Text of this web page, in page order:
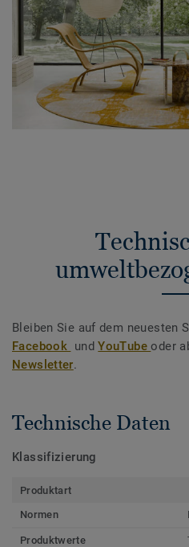
Bleiben Sie auf dem neuesten
Facebook undYouTubeoder
Newsletter.
Technische Daten
Klassifizierung
Produktart
Normen
Produktwerte